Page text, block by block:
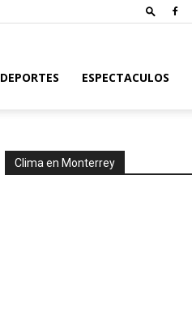
DEPORTES ESPECTACULOS
Clima en Monterrey